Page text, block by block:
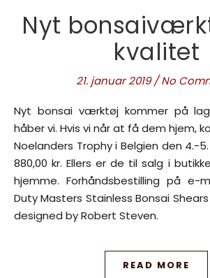
Nyt
kvalitet
21. januar 2019 / No
Nyt bonsai værktøj kommer på lager sidst i januar
håber vi. Hvis vi når at få dem hjem,
Noelanders Trophy i Belgien den 4.-5.
880,00 kr. Ellers er de til salg i
hjemme. Forhåndsbestilling på e-
Duty Masters Stainless Bonsai
designed by Robert Steven.
READ MORE